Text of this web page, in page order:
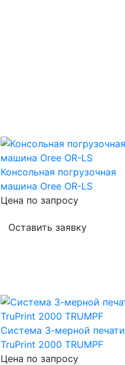
Консольная погрузочная
машина Oree OR-LS
Цена по запросу
Оставить заявку
Система 3-мерной печати
TruPrint 2000 TRUMPF
Цена по запросу